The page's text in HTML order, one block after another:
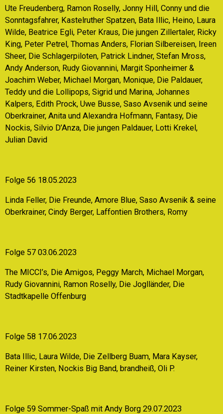
Ute Freudenberg, Ramon Roselly, Jonny Hill, Conny und die
Sonntagsfahrer, Kastelruther Spatzen, Bata Illic, Heino, Laura
Wilde, Beatrice Egli, Peter Kraus, Die jungen Zillertaler, Ricky
King, Peter Petrel, Thomas Anders, Florian Silbereisen, Ireen
Sheer, Die Schlagerpiloten, Patrick Lindner, Stefan Mross,
Andy Anderson, Rudy Giovannini, Margit Sponheimer &
Joachim Weber, Michael Morgan, Monique, Die Paldauer,
Teddy und die Lollipops, Sigrid und Marina, Johannes
Kalpers, Edith Prock, Uwe Busse, Saso Avsenik und seine
Oberkrainer, Anita und Alexandra Hofmann, Fantasy, Die
Nockis, Silvio D’Anza, Die jungen Paldauer, Lotti Krekel,
Julian David
Folge 56 18.05.2023
Linda Feller, Die Freunde, Amore Blue, Saso Avsenik & seine
Oberkrainer, Cindy Berger, Laffontien Brothers, Romy
Folge 57 03.06.2023
The MICCI’s, Die Amigos, Peggy March, Michael Morgan,
Rudy Giovannini, Ramon Roselly, Die Joglländer, Die
Stadtkapelle Offenburg
Folge 58 17.06.2023
Bata Illic, Laura Wilde, Die Zellberg Buam, Mara Kayser,
Reiner Kirsten, Nockis Big Band, brandheiß, Oli P.
Folge 59 Sommer-Spaß mit Andy Borg 29.07.2023